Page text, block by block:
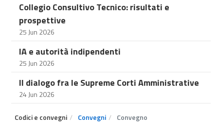
Collegio Consultivo Tecnico: risultati e
prospettive
25 Jun 2026
IA e autorità indipendenti
25 Jun 2026
Il dialogo fra le Supreme Corti Amministrative
24 Jun 2026
Codici e convegni Convegni Convegno